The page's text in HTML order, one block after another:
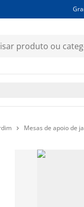
 Mesas de apoio de